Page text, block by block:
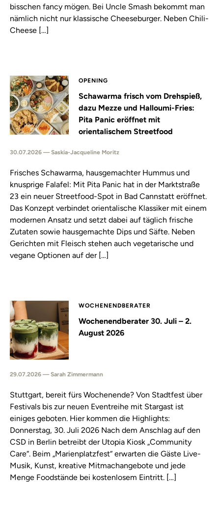
bisschen fancy mögen. Bei Uncle Smash bekommt man
nämlich nicht nur klassische Cheeseburger. Neben Chili-
Cheese […]
OPENING
Schawarma frisch vom Drehspieß,
dazu Mezze und Halloumi-Fries:
Pita Panic eröffnet mit
orientalischem Streetfood
30.07.2026 — Saskia-Jacqueline Moritz
Frisches Schawarma, hausgemachter Hummus und
knusprige Falafel: Mit Pita Panic hat in der Marktstraße
23 ein neuer Streetfood-Spot in Bad Cannstatt eröffnet.
Das Konzept verbindet orientalische Klassiker mit einem
modernen Ansatz und setzt dabei auf täglich frische
Zutaten sowie hausgemachte Dips und Säfte. Neben
Gerichten mit Fleisch stehen auch vegetarische und
vegane Optionen auf der […]
WOCHENENDBERATER
Wochenendberater 30. Juli – 2.
August 2026
29.07.2026 — Sarah Zimmermann
Stuttgart, bereit fürs Wochenende? Von Stadtfest über
Festivals bis zur neuen Eventreihe mit Stargast ist
einiges geboten. Hier kommen die Highlights:
Donnerstag, 30. Juli 2026 Nach dem Anschlag auf den
CSD in Berlin betreibt der Utopia Kiosk „Community
Care“. Beim „Marienplatzfest“ erwarten die Gäste Live-
Musik, Kunst, kreative Mitmachangebote und jede
Menge Foodstände bei kostenlosem Eintritt. […]